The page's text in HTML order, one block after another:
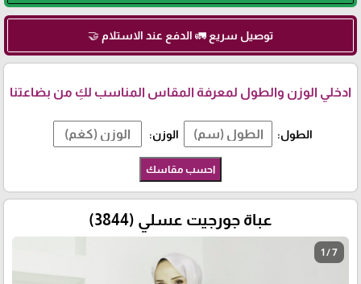
توصيل سريع 🚛 الدفع عند الاستلام 🤝
ادخلي الوزن والطول لمعرفة المقاس المناسب لكِ من بضاعتنا
الطول: الوزن:
احسب مقاسك
عباة جورجيت عسلي (3844)
1 / 7